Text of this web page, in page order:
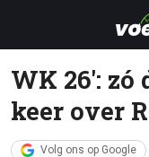
WK 26':
keer over
Volg ons op Google